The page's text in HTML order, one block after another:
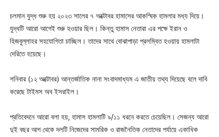
চলমান যুদ্ধ শুরু হয় ২০২৩ সালের ৭ অক্টোবর হামাসের আকস্মিক হামলার মধ্য দিয়ে।
যুদ্ধটি আরো আগেই শুরু হওয়ার ছিল। কিন্তু হামাস নেতারা এর পক্ষে ইরান ও
হিজবুল্লাহর সহযোগিতা চাচ্ছিল। তাদের সাথে বোঝাপাড়া প্রলম্বিত হওয়ায় হামলাটা
দেরিতে হয়েছে।
শনিবার (১২ অক্টোবর) আন্তর্জাতিক নানা সংবাদমাধ্যম এ জাতীয় তথ্য দিয়েছে বলে দাবি
করেছে টাইমস অব ইসরাইল।
প্রতিবেদনে আরো বলা হয়, হামাস হামলাটি ৯/১১ ধরনে করতে চেয়েছিল। সেজন্য আরো
দুই বছর আগ থেকে দলটি নিজেদের সামরিক ও রাজনৈতিক নেতাদের পর্যায়ে একাধিক